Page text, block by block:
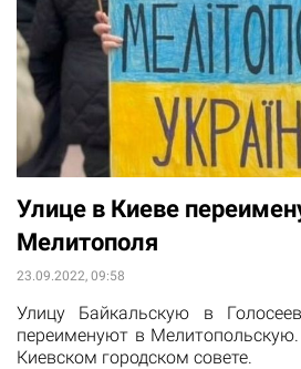
Улице в Киеве
Мелитополя
23.09.2022, 09:58
Улицу Байкальскую в
переименуют в
Киевском городском совете.